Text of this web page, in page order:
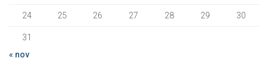
24 25 26 27 28 29 30
31
« nov